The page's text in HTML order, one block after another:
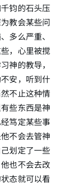
钧的石头压
教会某些问
多么严重、
，心里被搅
神的教导，
安，听到什
不止这种情
些东西是神
笃定某些事
不会去管神
划定了一些
也不会去改
态就可以看